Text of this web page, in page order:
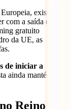
existe
com a saída do
gratuito
da UE, as
de iniciar a
ainda mantém o
Reino